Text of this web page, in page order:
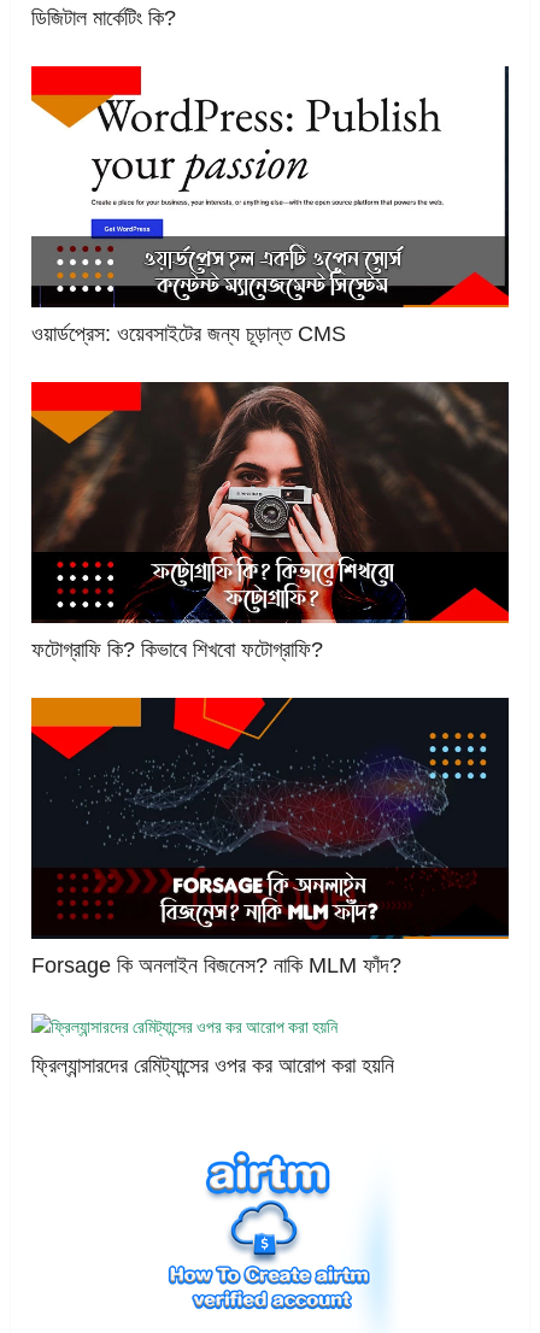
ডিজিটাল মার্কেটিং কি?
ওয়ার্ডপ্রেস: ওয়েবসাইটের জন্য চূড়ান্ত CMS
ফটোগ্রাফি কি? কিভাবে শিখবো ফটোগ্রাফি?
Forsage কি অনলাইন বিজনেস? নাকি MLM ফাঁদ?
ফ্রিল্যান্সারদের রেমিট্যান্সের ওপর কর আরোপ করা হয়নি